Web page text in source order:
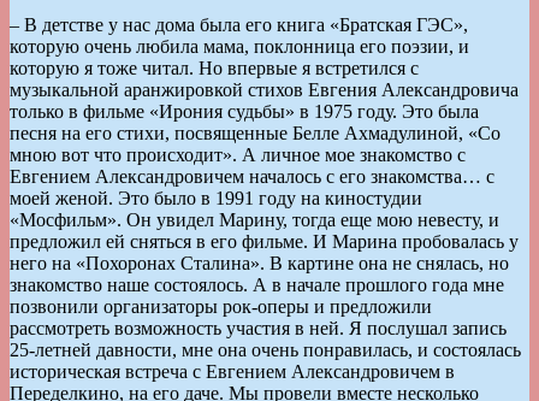
– В детстве у нас дома была его книга «Братская ГЭС»,
которую очень любила мама, поклонница его поэзии, и
которую я тоже читал. Но впервые я встретился с
музыкальной аранжировкой стихов Евгения Александровича
только в фильме «Ирония судьбы» в 1975 году. Это была
песня на его стихи, посвященные Белле Ахмадулиной, «Со
мною вот что происходит». А личное мое знакомство с
Евгением Александровичем началось с его знакомства… с
моей женой. Это было в 1991 году на киностудии
«Мосфильм». Он увидел Марину, тогда еще мою невесту, и
предложил ей сняться в его фильме. И Марина пробовалась у
него на «Похоронах Сталина». В картине она не снялась, но
знакомство наше состоялось. А в начале прошлого года мне
позвонили организаторы рок-оперы и предложили
рассмотреть возможность участия в ней. Я послушал запись
25-летней давности, мне она очень понравилась, и состоялась
историческая встреча с Евгением Александровичем в
Переделкино, на его даче. Мы провели вместе несколько